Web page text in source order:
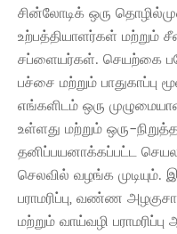
சின்லோடிக் ஒரு
உற்பத்தியாளர்கள்
சப்ளையர்கள். செயற்கை
பச்சை மற்றும்
எங்களிடம் ஒரு
உள்ளது மற்றும் ஒரு-
தனிப்பயனாக்கப்பட்ட
செலவில் வழங்க
பராமரிப்பு, வண்ண
மற்றும் வாய்வழி